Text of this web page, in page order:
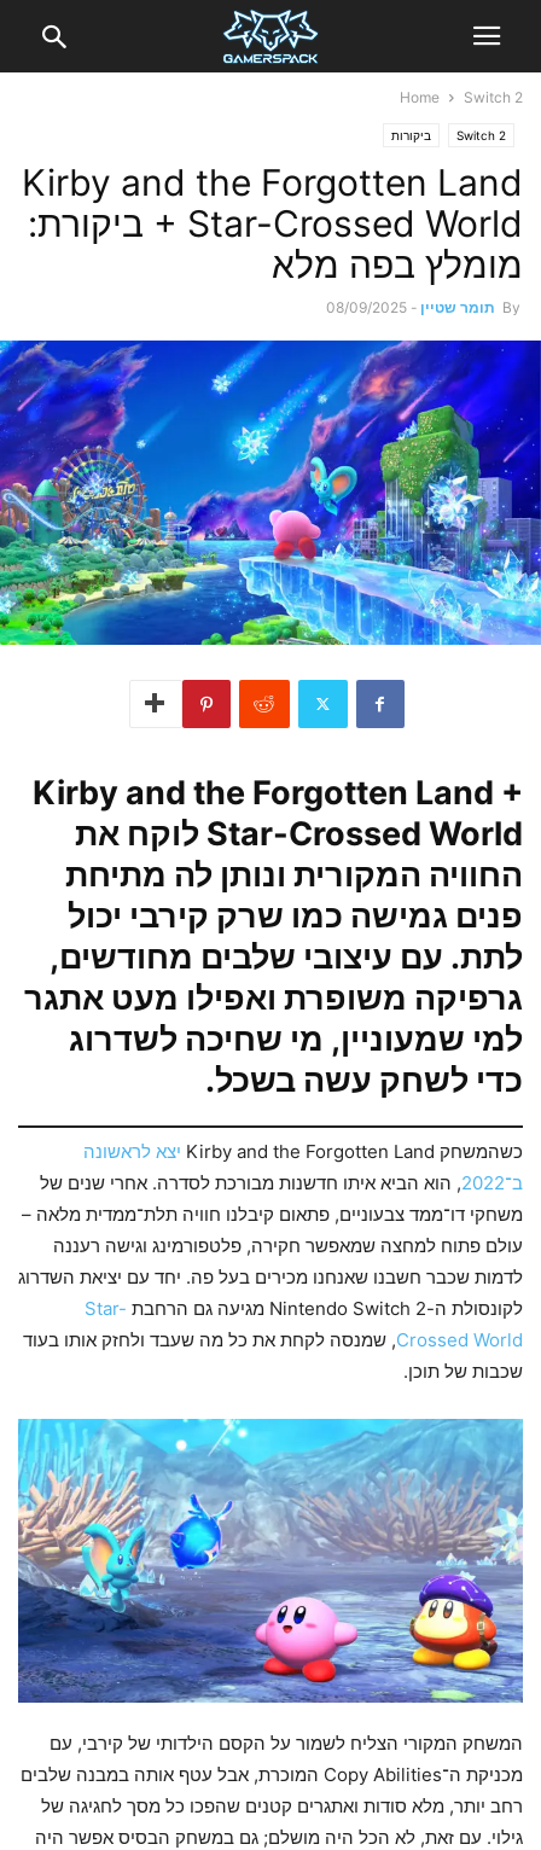
Home Switch 2
Switch 2 ביקורות
Kirby and the Forgotten Land
+ Star-Crossed World ביקורת:
מומלץ בפה מלא
By תומר שטיין -
08/09/2025
Kirby and the Forgotten Land +
Star-Crossed World לוקח את
החוויה המקורית ונותן לה מתיחת
פנים גמישה כמו שרק קירבי יכול
לתת. עם עיצובי שלבים מחודשים,
גרפיקה משופרת ואפילו מעט אתגר
למי שמעוניין, מי שחיכה לשדרוג
כדי לשחק עשה בשכל.
כשהמשחק Kirby and the Forgotten Land
יצא לראשונה
ב־2022
, הוא הביא איתו חדשנות מבורכת לסדרה. אחרי שנים של
משחקי דו־ממד צבעוניים, פתאום קיבלנו חוויה תלת־ממדית מלאה –
עולם פתוח למחצה שמאפשר חקירה, פלטפורמינג וגישה רעננה
לדמות שכבר חשבנו שאנחנו מכירים בעל פה. יחד עם יציאת השדרוג
לקונסולת ה-Nintendo Switch 2 מגיעה גם הרחבת
Star-
Crossed World, שמנסה לקחת את כל מה שעבד ולחזק אותו בעוד
שכבות של תוכן.
המשחק המקורי הצליח לשמור על הקסם הילדותי של קירבי, עם
מכניקת ה־Copy Abilities המוכרת, אבל עטף אותה במבנה שלבים
רחב יותר, מלא סודות ואתגרים קטנים שהפכו כל מסך לחגיגה של
גילוי. עם זאת, לא הכל היה מושלם; גם במשחק הבסיס אפשר היה